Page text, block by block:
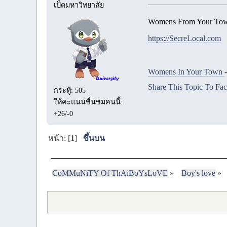
เป็ดมหาวิทยาลัย
กระทู้: 505
ให้คะแนนชื่นชมคนนี้:
+26/-0
Womens From Your
https://SecreLocal.com
Womens In Your Town
Share This Topic To
หน้า: [1]ขึ้นบน
CoMMuNiTY Of ThAiBoYsLoVE » Boy's love»